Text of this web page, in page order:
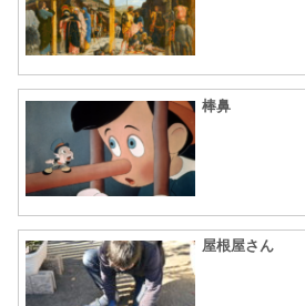
棒鼻
屋根屋さん